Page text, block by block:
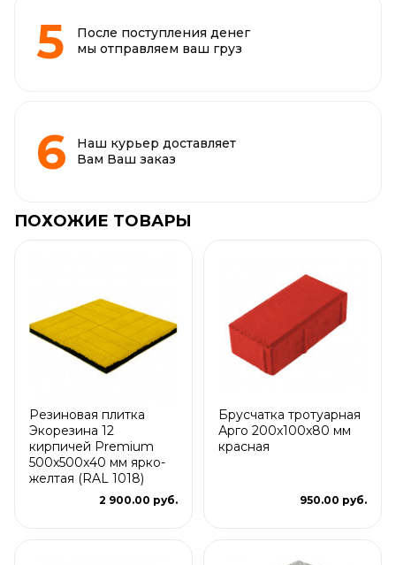
После поступления денег
мы отправляем ваш груз
Наш курьер доставляет
Вам Ваш заказ
ПОХОЖИЕ ТОВАРЫ
Резиновая плитка
Экорезина 12
кирпичей Premium
500x500x40 мм ярко-
желтая (RAL 1018)
2 900.00 руб.
Брусчатка тротуарная
Арго 200x100x80 мм
красная
950.00 руб.